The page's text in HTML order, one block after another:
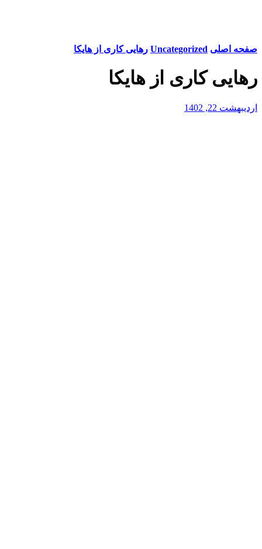
صفحه اصلی Uncategorized رهایی کاری از هایکا
رهایی کاری از هایکا
اردیبهشت 22, 1402